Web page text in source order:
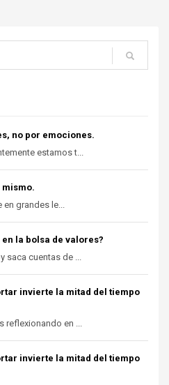
no por emociones.
estamos t...
mismo.
grandes le...
la bolsa de valores?
saca cuentas de ...
invierte la mitad del tiempo
en ...
invierte la mitad del tiempo